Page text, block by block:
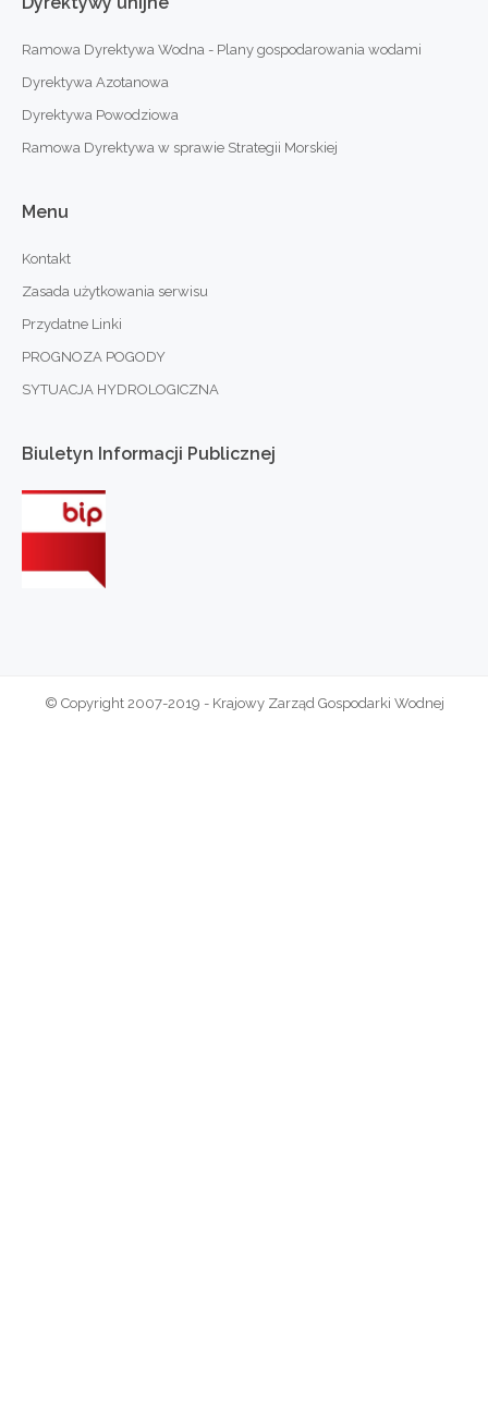
Ramowa Dyrektywa Wodna - Plany gospodarowania wodami
Dyrektywa Azotanowa
Dyrektywa Powodziowa
Ramowa Dyrektywa w sprawie Strategii Morskiej
Menu
Kontakt
Zasada użytkowania serwisu
Przydatne Linki
PROGNOZA POGODY
SYTUACJA HYDROLOGICZNA
Biuletyn Informacji Publicznej
© Copyright 2007-2019 - Krajowy Zarząd Gospodarki Wodnej